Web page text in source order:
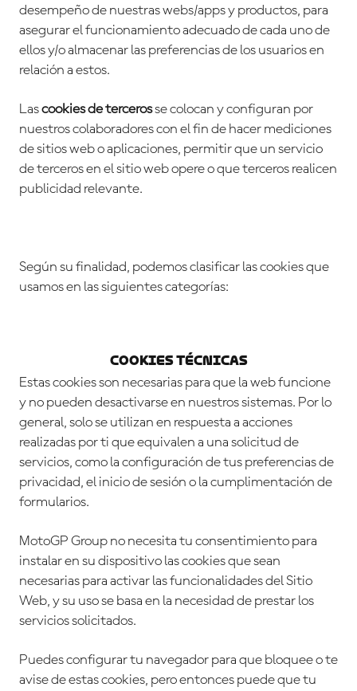
desempeño de nuestras webs/apps y productos, para
asegurar el funcionamiento adecuado de cada uno de
ellos y/o almacenar las preferencias de los usuarios en
relación a estos.
Lascookies de tercerosse colocan y configuran por
nuestros colaboradores con el fin de hacer mediciones
de sitios web o aplicaciones, permitir que un servicio
de terceros en el sitio web opere o que terceros realicen
publicidad relevante.
Según su finalidad, podemos clasificar las cookies que
usamos en las siguientes categorías:
Cookies Técnicas
Estas cookies son necesarias para que la web funcione
y no pueden desactivarse en nuestros sistemas. Por lo
general, solo se utilizan en respuesta a acciones
realizadas por ti que equivalen a una solicitud de
servicios, como la configuración de tus preferencias de
privacidad, el inicio de sesión o la cumplimentación de
formularios.
MotoGP Group no necesita tu consentimiento para
instalar en su dispositivo las cookies que sean
necesarias para activar las funcionalidades del Sitio
Web, y su uso se basa en la necesidad de prestar los
servicios solicitados.
Puedes configurar tu navegador para que bloquee o te
avise de estas cookies, pero entonces puede que tu